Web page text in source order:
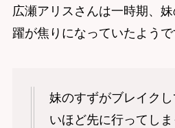
広瀬アリスさんは一時期、
躍が焦りになっていたようで
妹のすずがブレイク
いほど先に行ってし